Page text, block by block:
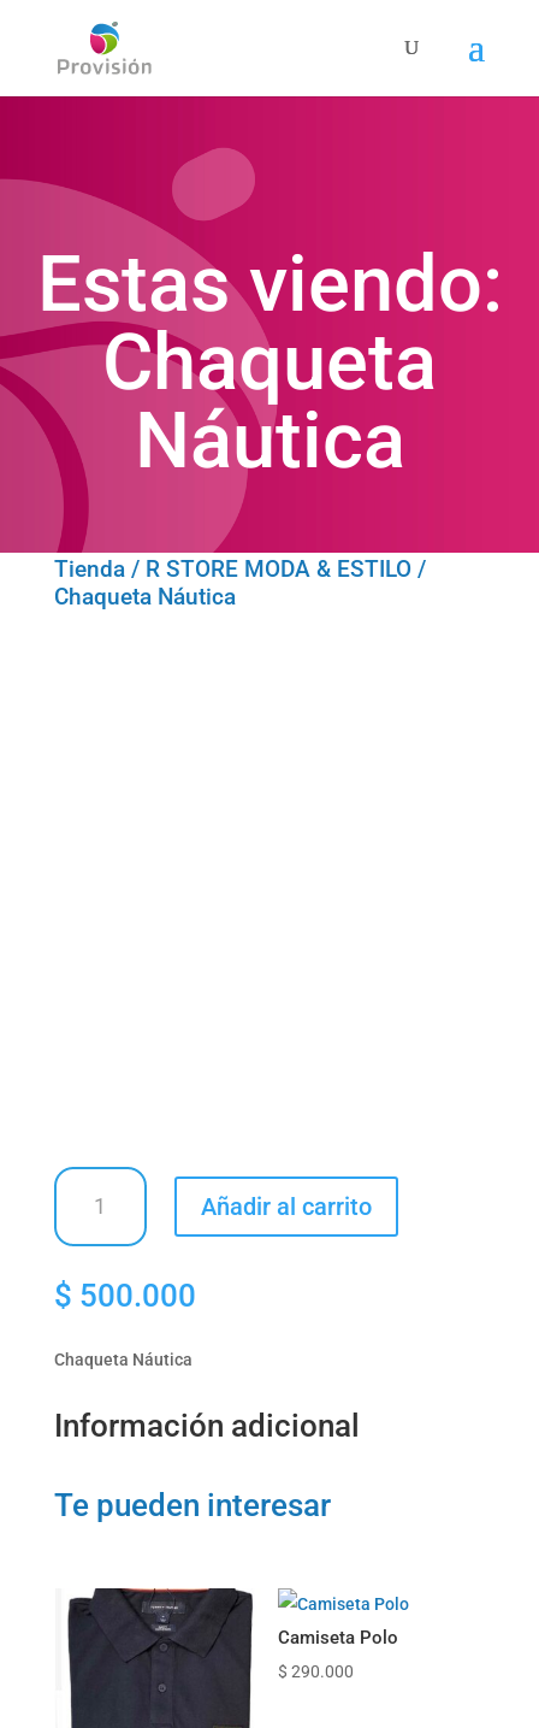
Estas viendo:
Chaqueta
Náutica
Tienda/ R STORE MODA & ESTILO/
Chaqueta Náutica
Chaqueta
Náutica
cantidad
Añadir al carrito
$ 500.000
Chaqueta Náutica
Información adicional
Te pueden interesar
Camiseta Polo
$ 290.000